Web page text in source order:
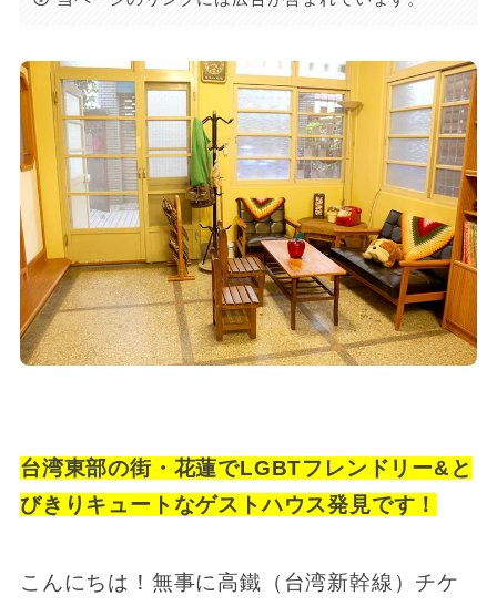
台湾東部の街・花蓮でLGBTフレンドリー&と
びきりキュートなゲストハウス発見です！
こんにちは！無事に高鐵（台湾新幹線）チケ